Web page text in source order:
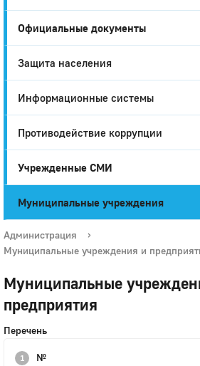
Официальные документы
Защита населения
Информационные системы
Противодействие коррупции
Учрежденные СМИ
Муниципальные учреждения
Администрация
›
Муниципальные учреждения и
Муниципальные
предприятия
Перечень
№